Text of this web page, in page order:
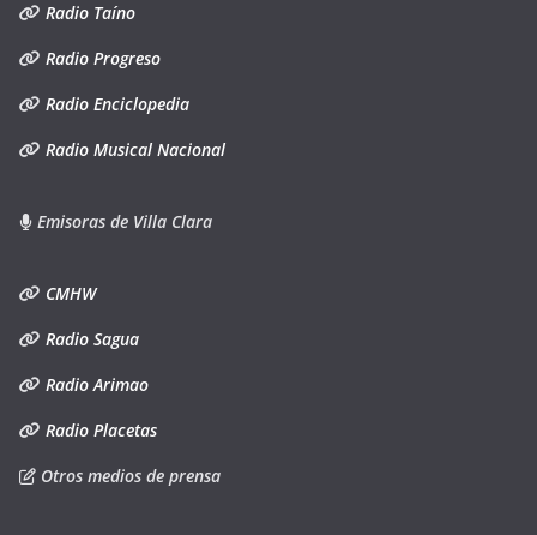
Radio Taíno
Radio Progreso
Radio Enciclopedia
Radio Musical Nacional
Emisoras de Villa Clara
CMHW
Radio Sagua
Radio Arimao
Radio Placetas
Otros medios de prensa